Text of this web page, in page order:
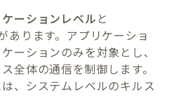
ーションレベル と
あります。アプリケーショ
ーションのみを対象とし、
全体の通信を制御します。
、システムレベルのキルス